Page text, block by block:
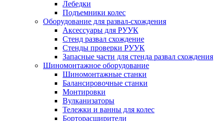
Лебедки
Подъемники колес
Оборудование для развал-схождения
Аксессуары для РУУК
Стенд развал схождение
Стенды проверки РУУК
Запасные части для стенда развал схождения
Шиномонтажное оборудование
Шиномонтажные станки
Балансировочные станки
Монтировки
Вулканизаторы
Тележки и ванны для колес
Борторасширители